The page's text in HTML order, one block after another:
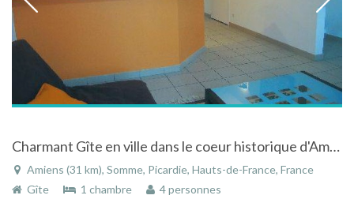
Charmant Gîte en ville dans le coeur historique d'Amiens
Amiens (31 km), Somme, Picardie, Hauts-de-France, France
Gîte
1 chambre 4 personnes